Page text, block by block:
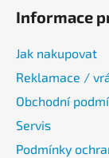
Informace
Jak nakupovat
Reklamace /
Obchodní
Servis
Podmínky